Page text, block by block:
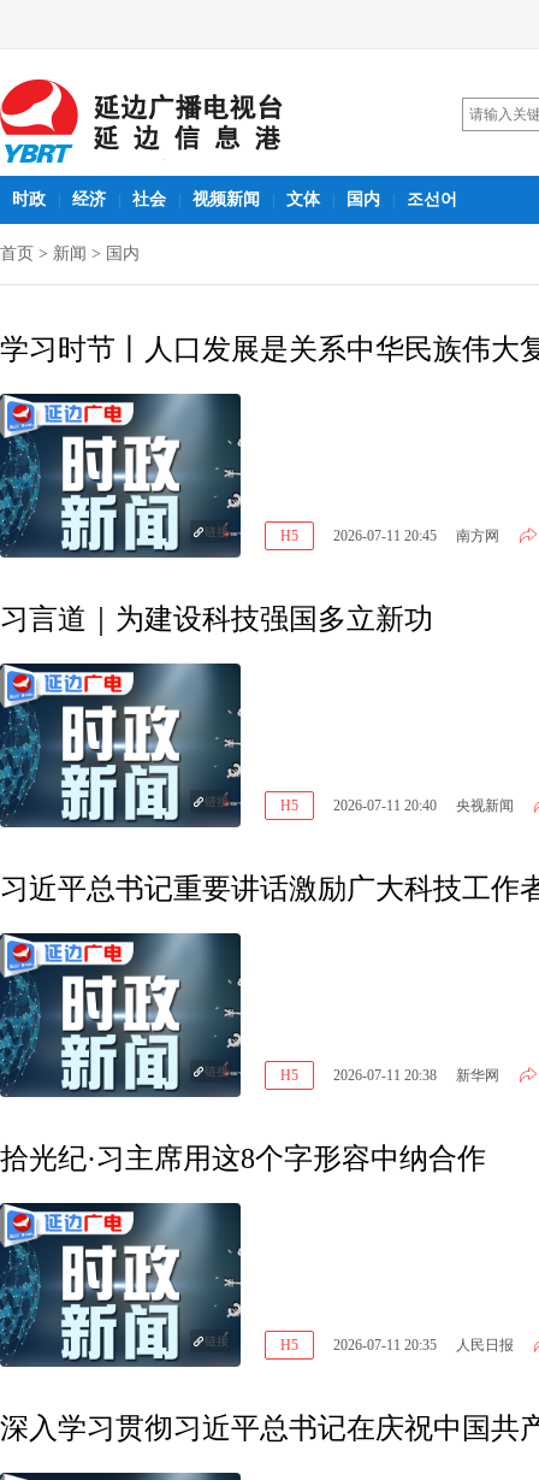
时政 经济 社会 视频新闻 文体 国内 조선어
首页 > 新闻 > 国内
学习时节丨人口发展是关系中华民族伟大
链接 H5 2026-07-11 20:45 南方网
习言道｜为建设科技强国多立新功
链接 H5 2026-07-11 20:40 央视新闻
习近平总书记重要讲话激励广大科技工作
链接 H5 2026-07-11 20:38 新华网
拾光纪·习主席用这8个字形容中纳合作
链接 H5 2026-07-11 20:35 人民日报
深入学习贯彻习近平总书记在庆祝中国共